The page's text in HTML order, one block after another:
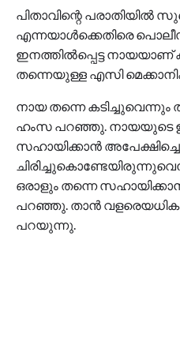
പിതാവിന്റെ
എന്നയാള്‍ക്കെതിരെ
ഇനത്തില്‍പ്പെട്ട നായയാണ്
തന്നെയുള്ള എസി
നായ തന്നെ കടിച്ചുവെന്നും
ഹംസ പറഞ്ഞു. നായയുടെ
സഹായിക്കാന്‍
ഒരാളും തന്നെ
പറഞ്ഞു. താന്‍
പറയുന്നു.